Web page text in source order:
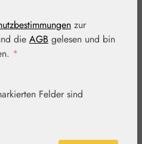
zur
die AGB gelesen und bin
*
Felder sind